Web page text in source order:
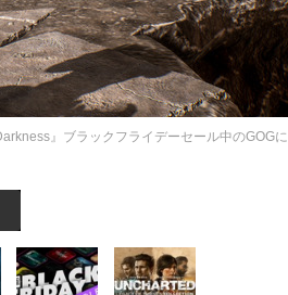
』ブラックフライデーセール中のGOGに